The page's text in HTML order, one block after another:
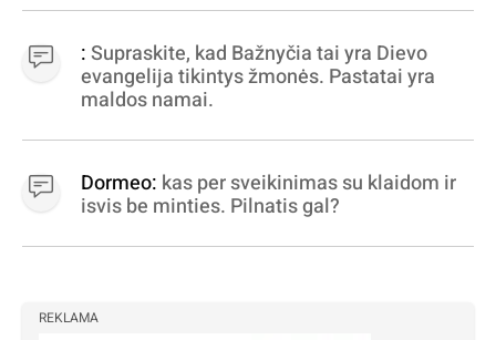
virpinimas, ieškokit kur milijonus vagia
dujininkai, elektros aferistai, stadionų
statytojai Vilnuje
:Supraskite, kad Bažnyčia tai yra Dievo
evangelija tikintys žmonės. Pastatai yra
maldos namai.
Dormeo: kas per sveikinimas su klaidom ir
isvis be minties. Pilnatis gal?
REKLAMA